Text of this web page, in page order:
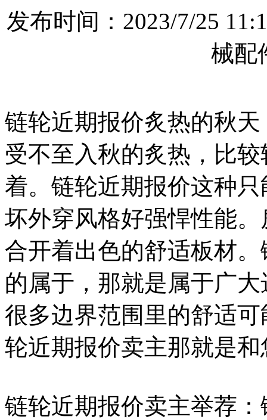
发布时间：2023/7/25
械配
链轮近期报价炙热的秋
受不至入秋的炙热，比
着。链轮近期报价这种
坏外穿风格好强悍性能
合开着出色的舒适板材
的属于，那就是属于广
很多边界范围里的舒适
轮近期报价卖主那就是
链轮近期报价卖主举荐